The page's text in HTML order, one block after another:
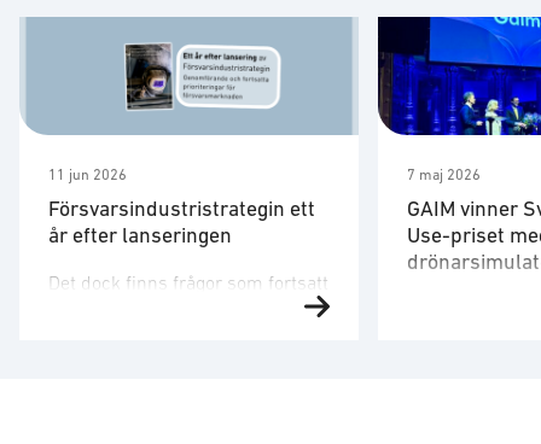
11 jun 2026
Försvarsindustristrategin ett
år efter lanseringen
Det dock finns frågor som fortsatt
behöver utvecklas. Strategin är
7 maj 2026
GAIM vinner
Use-priset